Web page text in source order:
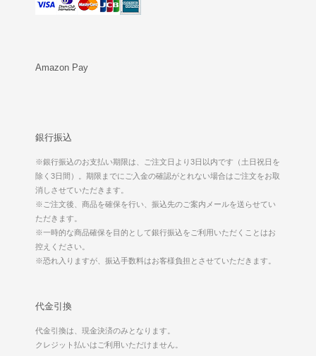
Amazon Pay
銀行振込
※銀行振込のお支払い期限は、ご注文日より3日以内です（土日祝日を
除く3日間）。期限までにご入金の確認がとれない場合はご注文をお取
消しさせていただきます。
※ご注文後、商品を確保を行い、振込先のご案内メールを送らせてい
ただきます。
※一時的な商品確保を目的として銀行振込をご利用いただくことはお
控えください。
※恐れ入りますが、振込手数料はお客様負担とさせていただきます。
代金引換
代金引換は、現金決済のみとなります。
クレジット払いはご利用いただけません。